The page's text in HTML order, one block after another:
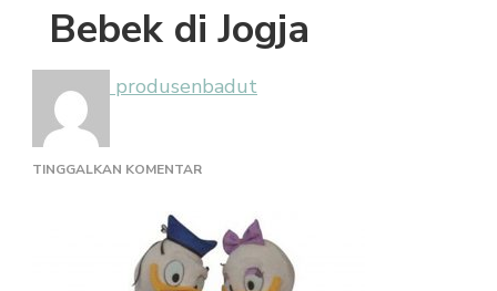
Bebek di Jogja
produsenbadut
TINGGALKAN KOMENTARPADA
ULANG
TAHUN
DONAL